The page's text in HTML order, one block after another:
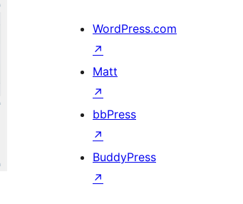
WordPress.com
↗
Matt
↗
bbPress
↗
BuddyPress
↗